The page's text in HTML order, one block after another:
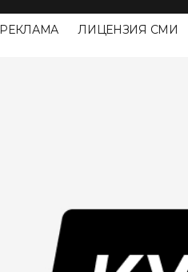
РЕКЛАМА ЛИЦЕНЗИЯ СМИ